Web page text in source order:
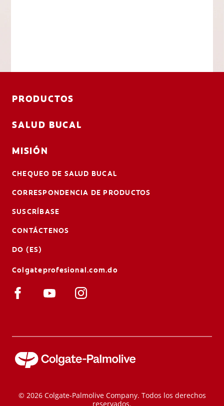
PRODUCTOS
SALUD BUCAL
MISIÓN
CHEQUEO DE SALUD BUCAL
CORRESPONDENCIA DE PRODUCTOS
SUSCRÍBASE
CONTÁCTENOS
DO (ES)
Colgateprofesional.com.do
© 2026 Colgate-Palmolive Company. Todos los derechos
reservados.